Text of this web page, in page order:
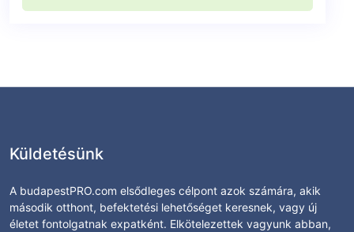
Küldetésünk
A budapestPRO.com elsődleges célpont azok számára, akik
második otthont, befektetési lehetőséget keresnek, vagy új
életet fontolgatnak expatként. Elkötelezettek vagyunk abban,